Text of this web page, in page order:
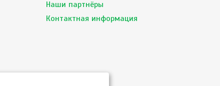
Наши партнёры
Контактная информация